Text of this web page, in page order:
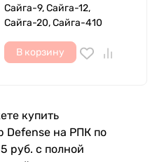
Сайга-9, Сайга-12,
Сайга-20, Сайга-410
В корзину
купить
Defense на РПК по
руб. с полной